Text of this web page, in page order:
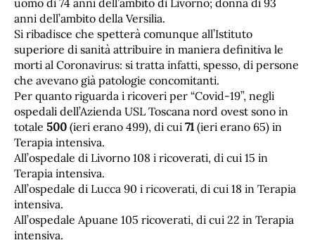
anni dell’ambito della Versilia.
Si ribadisce che spetterà comunque all’Istituto
superiore di sanità attribuire in maniera definitiva le
morti al Coronavirus: si tratta infatti, spesso, di persone
che avevano già patologie concomitanti.
Per quanto riguarda i ricoveri per “Covid-19”, negli
ospedali dell’Azienda USL Toscana nord ovest sono in
totale 500 (ieri erano 499), di cui 71 (ieri erano 65) in
Terapia intensiva.
All’ospedale di Livorno 108 i ricoverati, di cui 15 in
Terapia intensiva.
All’ospedale di Lucca 90 i ricoverati, di cui 18 in Terapia
intensiva.
All’ospedale Apuane 105 ricoverati, di cui 22 in Terapia
intensiva.